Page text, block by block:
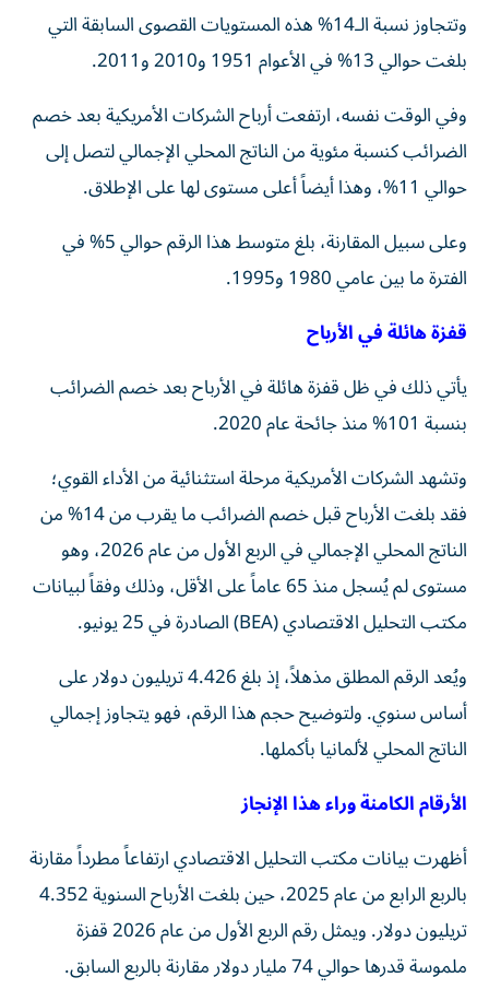
وتتجاوز نسبة الـ14% هذه المستويات القصوى السابقة التي
بلغت حوالي 13% في الأعوام 1951 و2010 و2011.
وفي الوقت نفسه، ارتفعت أرباح الشركات الأمريكية بعد خصم
الضرائب كنسبة مئوية من الناتج المحلي الإجمالي لتصل إلى
حوالي 11%، وهذا أيضاً أعلى مستوى لها على الإطلاق.
وعلى سبيل المقارنة، بلغ متوسط هذا الرقم حوالي 5% في
الفترة ما بين عامي 1980 و1995.
قفزة هائلة في الأرباح
يأتي ذلك في ظل قفزة هائلة في الأرباح بعد خصم الضرائب
بنسبة 101% منذ جائحة عام 2020.
وتشهد الشركات الأمريكية مرحلة استثنائية من الأداء القوي؛
فقد بلغت الأرباح قبل خصم الضرائب ما يقرب من 14% من
الناتج المحلي الإجمالي في الربع الأول من عام 2026، وهو
مستوى لم يُسجل منذ 65 عاماً على الأقل، وذلك وفقاً لبيانات
مكتب التحليل الاقتصادي (BEA) الصادرة في 25 يونيو.
ويُعد الرقم المطلق مذهلاً، إذ بلغ 4.426 تريليون دولار على
أساس سنوي. ولتوضيح حجم هذا الرقم، فهو يتجاوز إجمالي
الناتج المحلي لألمانيا بأكملها.
الأرقام الكامنة وراء هذا الإنجاز
أظهرت بيانات مكتب التحليل الاقتصادي ارتفاعاً مطرداً مقارنة
بالربع الرابع من عام 2025، حين بلغت الأرباح السنوية 4.352
تريليون دولار. ويمثل رقم الربع الأول من عام 2026 قفزة
ملموسة قدرها حوالي 74 مليار دولار مقارنة بالربع السابق.